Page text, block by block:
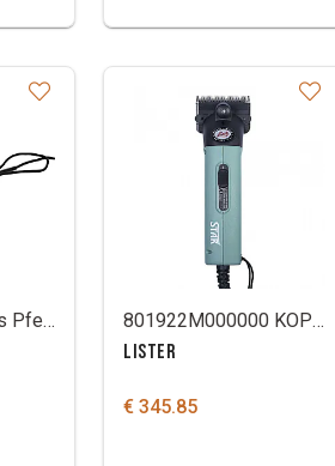
Heiniger Progress Pferde-Schermaschine 230 V/65 W mit Pferdeklingen 31/23 801922M000000 KOPIE
LISTER
€ 345.85